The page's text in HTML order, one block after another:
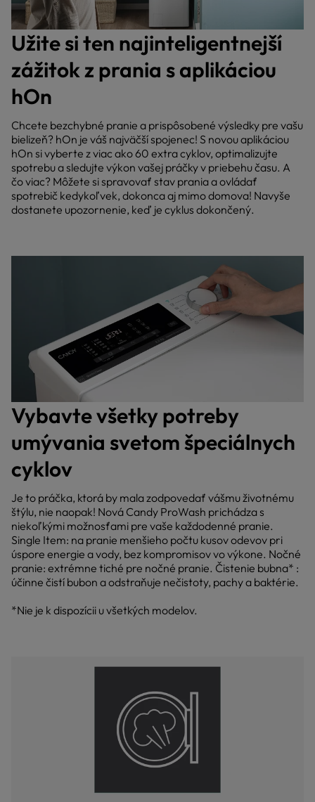
Užite si ten najinteligentnejší
zážitok z prania s aplikáciou
hOn
Chcete bezchybné pranie a prispôsobené výsledky pre vašu
bielizeň? hOn je váš najväčší spojenec! S novou aplikáciou
hOn si vyberte z viac ako 60 extra cyklov, optimalizujte
spotrebu a sledujte výkon vašej práčky v priebehu času. A
čo viac? Môžete si spravovať stav prania a ovládať
spotrebič kedykoľvek, dokonca aj mimo domova! Navyše
dostanete upozornenie, keď je cyklus dokončený.
Vybavte všetky potreby
umývania svetom špeciálnych
cyklov
Je to práčka, ktorá by mala zodpovedať vášmu životnému
štýlu, nie naopak! Nová Candy ProWash prichádza s
niekoľkými možnosťami pre vaše každodenné pranie.
Single Item: na pranie menšieho počtu kusov odevov pri
úspore energie a vody, bez kompromisov vo výkone. Nočné
pranie: extrémne tiché pre nočné pranie. Čistenie bubna* :
účinne čistí bubon a odstraňuje nečistoty, pachy a baktérie.
*Nie je k dispozícii u všetkých modelov.